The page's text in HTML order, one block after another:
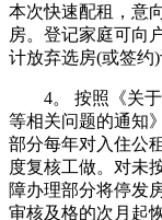
本次快速配租，意
房。登记家庭可向
计放弃选房(或签约)
4。 按照《关于
等相关问题的通知
部分每年对入住公
度复核工做。对未
障办理部分将停发
审核及格的次月起